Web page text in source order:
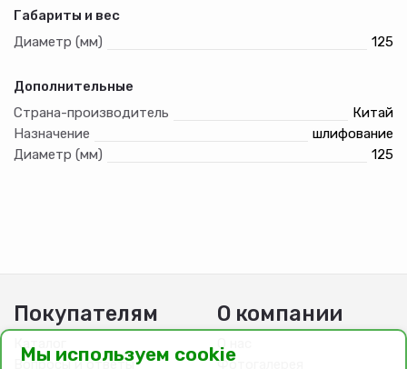
Габариты и вес
Диаметр (мм)
125
Дополнительные
Страна-производитель
Китай
Назначение
шлифование
Диаметр (мм)
125
Покупателям
Каталог
Вопросы и ответы
О компании
О нас
Фотогалерея
Мы используем cookie